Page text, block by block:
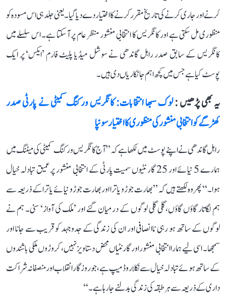
کرنے اور جاری کرنے کی تاریخ مقرر کرنے کا اختیار دے دیا گیا۔ یعنی جلد ہی اس مسودہ کو
منظوری مل سکتی ہے اور کانگریس کا انتخابی منشور منظر عام پر آ سکتا ہے۔ اس سلسلے میں
کانگریس کے سابق صدر راہل گاندھی نے سوشل میڈیا پلیٹ فارم ’ایکس‘ پر ایک
پوسٹ کیا ہے جس میں کچھ اہم جانکاریاں دی ہیں۔
یہ بھی پڑھیں :لوک سبھا انتخابات: کانگریس ورکنگ کمیٹی نے پارٹی صدر
کھڑگے کو انتخابی منشور کی منظوری کا اختیار سونپا
راہل گاندھی نے اپنے پوسٹ میں لکھا ہے کہ ’’آج کانگریس ورکنگ کمیٹی کی میٹنگ میں
ہمارے 5 نیائے اور 25 گارنٹیوں سمیت پارٹی کے انتخابی منشور پر عمیق تبادلہ خیال
ہوا۔‘‘ پھر وہ لکھتے ہیں کہ ’’بھارت جوڑو یاترا اور بھارت جوڑو نیائے یاترا کے ذریعہ سے
ہم لگاتار گاؤں گاؤں، گلی گلی لوگوں کے درمیان گئے اور ’ملک کی آواز‘ سنی۔ ہم نے
لوگوں کے ساتھ ہو رہی ناانصافی اور ان کی زندگی کے جدوجہد کو قریب سے جانا اور
سمجھا۔ اسی لیے ہمارا انتخابی منشور اور گارنٹیاں محض دستاویز نہیں، کروڑوں ملکی باشندوں
کے ساتھ ہوئے تبادلہ خیال سے نکلا روڈ میپ ہے، جو روزگار انقلاب اور منصفانہ شراکت
داری کے ذریعہ سے ہر طبقہ کی زندگی بدلنے جا رہا ہے۔‘‘